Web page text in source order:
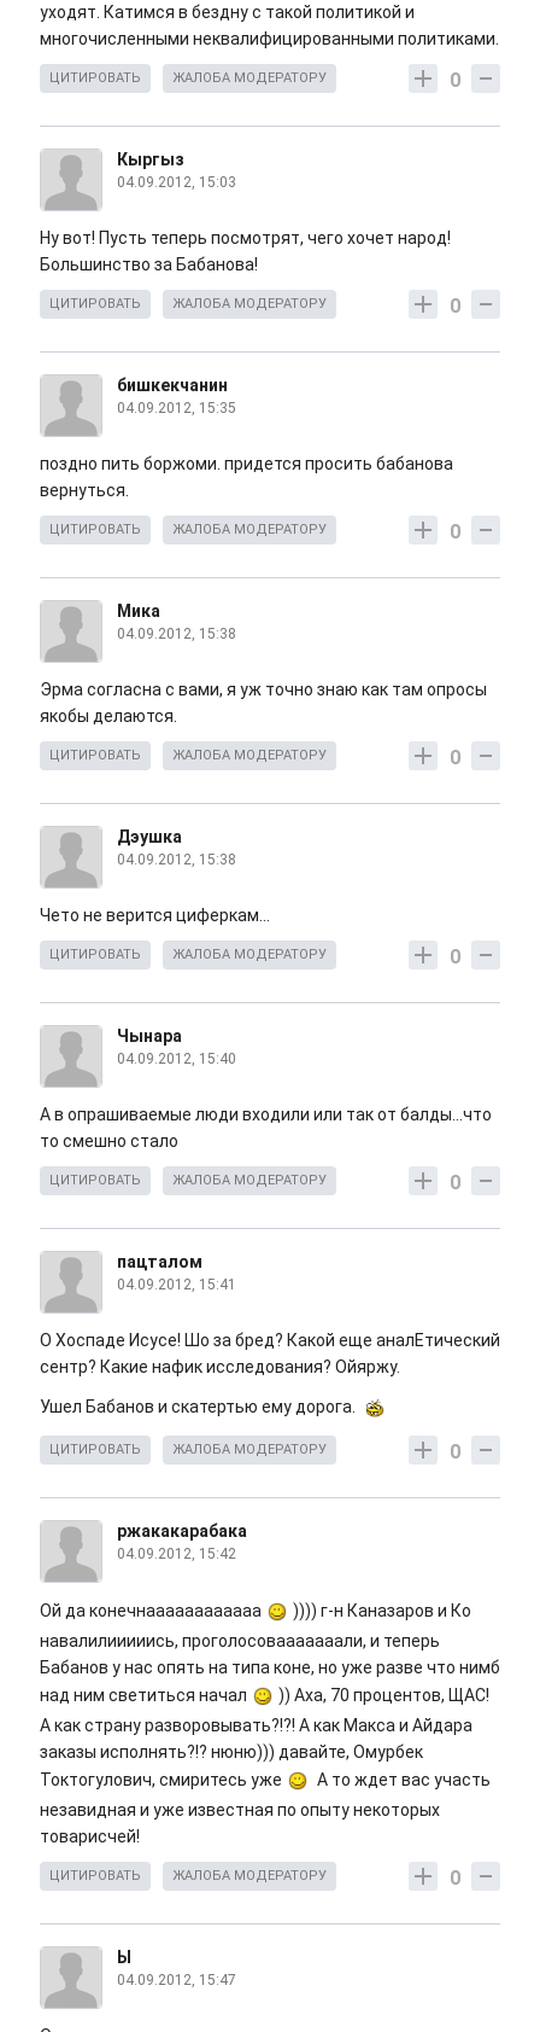
уходят. Катимся в бездну с такой политикой и
многочисленными неквалифицированными политиками.
0
ЦИТИРОВАТЬ ЖАЛОБА МОДЕРАТОРУ
Кыргыз
04.09.2012, 15:03
Ну вот! Пусть теперь посмотрят, чего хочет народ!
Большинство за Бабанова!
0
ЦИТИРОВАТЬ ЖАЛОБА МОДЕРАТОРУ
бишкекчанин
04.09.2012, 15:35
поздно пить боржоми. придется просить бабанова
вернуться.
0
ЦИТИРОВАТЬ ЖАЛОБА МОДЕРАТОРУ
Мика
04.09.2012, 15:38
Эрма согласна с вами, я уж точно знаю как там опросы
якобы делаются.
0
ЦИТИРОВАТЬ ЖАЛОБА МОДЕРАТОРУ
Дэушка
04.09.2012, 15:38
Чето не верится циферкам...
0
ЦИТИРОВАТЬ ЖАЛОБА МОДЕРАТОРУ
Чынара
04.09.2012, 15:40
А в опрашиваемые люди входили или так от балды...что
то смешно стало
0
ЦИТИРОВАТЬ ЖАЛОБА МОДЕРАТОРУ
пацталом
04.09.2012, 15:41
О Хоспаде Исусе! Шо за бред? Какой еще аналЕтический
сентр? Какие нафик исследования? Ойяржу.
Ушел Бабанов и скатертью ему дорога.
0
ЦИТИРОВАТЬ ЖАЛОБА МОДЕРАТОРУ
ржакакарабака
04.09.2012, 15:42
Ой да конечнаааааааааааа
)))) г-н Каназаров и Ко
навалилииииись, проголосовааааааали, и теперь
Бабанов у нас опять на типа коне, но уже разве что нимб
над ним светиться начал
)) Аха, 70 процентов, ЩАС!
А как страну разворовывать?!?! А как Макса и Айдара
заказы исполнять?!? нюню))) давайте, Омурбек
Токтогулович, смиритесь уже
А то ждет вас участь
незавидная и уже известная по опыту некоторых
товарисчей!
0
ЦИТИРОВАТЬ ЖАЛОБА МОДЕРАТОРУ
Ы
04.09.2012, 15:47